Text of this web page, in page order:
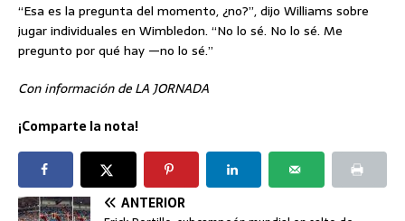
“Esa es la pregunta del momento, ¿no?”, dijo Williams sobre
jugar individuales en Wimbledon. “No lo sé. No lo sé. Me
pregunto por qué hay —no lo sé.”
Con información de LA JORNADA
¡Comparte la nota!
ANTERIOR